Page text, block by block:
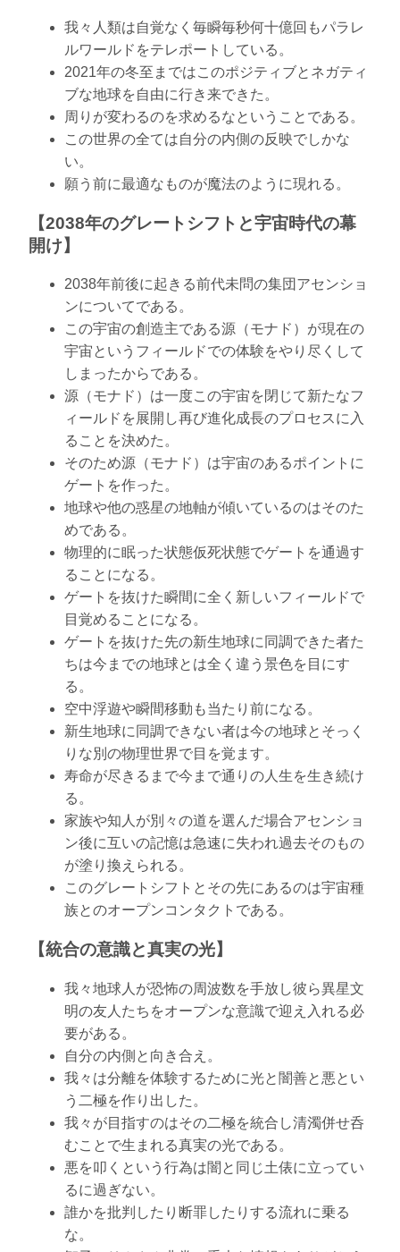
我々人類は自覚なく毎瞬毎秒何十億回もパラレ
ルワールドをテレポートしている。
2021年の冬至まではこのポジティブとネガティ
ブな地球を自由に行き来できた。
周りが変わるのを求めるなということである。
この世界の全ては自分の内側の反映でしかな
い。
願う前に最適なものが魔法のように現れる。
【2038年のグレートシフトと宇宙時代の幕
開け】
2038年前後に起きる前代未問の集団アセンショ
ンについてである。
この宇宙の創造主である源（モナド）が現在の
宇宙というフィールドでの体験をやり尽くして
しまったからである。
源（モナド）は一度この宇宙を閉じて新たなフ
ィールドを展開し再び進化成長のプロセスに入
ることを決めた。
そのため源（モナド）は宇宙のあるポイントに
ゲートを作った。
地球や他の惑星の地軸が傾いているのはそのた
めである。
物理的に眠った状態仮死状態でゲートを通過す
ることになる。
ゲートを抜けた瞬間に全く新しいフィールドで
目覚めることになる。
ゲートを抜けた先の新生地球に同調できた者た
ちは今までの地球とは全く違う景色を目にす
る。
空中浮遊や瞬間移動も当たり前になる。
新生地球に同調できない者は今の地球とそっく
りな別の物理世界で目を覚ます。
寿命が尽きるまで今まで通りの人生を生き続け
る。
家族や知人が別々の道を選んだ場合アセンショ
ン後に互いの記憶は急速に失われ過去そのもの
が塗り換えられる。
このグレートシフトとその先にあるのは宇宙種
族とのオープンコンタクトである。
【統合の意識と真実の光】
我々地球人が恐怖の周波数を手放し彼ら異星文
明の友人たちをオープンな意識で迎え入れる必
要がある。
自分の内側と向き合え。
我々は分離を体験するために光と闇善と悪とい
う二極を作り出した。
我々が目指すのはその二極を統合し清濁併せ呑
むことで生まれる真実の光である。
悪を叩くという行為は闇と同じ土俵に立ってい
るに過ぎない。
誰かを批判したり断罪したりする流れに乗る
な。